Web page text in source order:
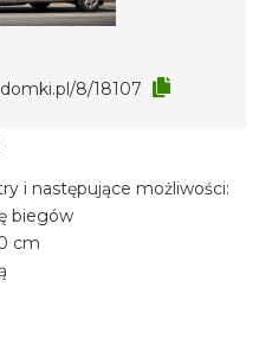
8/18107
i następujące możliwości:
biegów
cm